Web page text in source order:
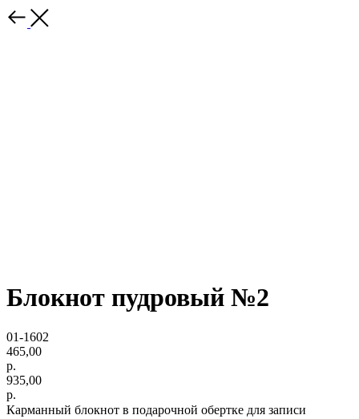
Блокнот пудровый №2
01-1602
465,00
р.
935,00
р.
Карманный блокнот в подарочной обертке для записи